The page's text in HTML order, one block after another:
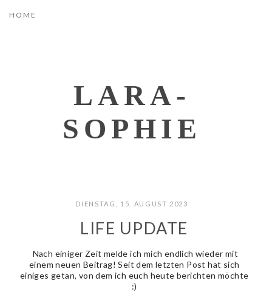
LARA-
SOPHIE
DIENSTAG, 15. AUGUST 2023
LIFE UPDATE
Nach einiger Zeit melde ich mich endlich wieder mit
einem neuen Beitrag! Seit dem letzten Post hat sich
einiges getan, von dem ich euch heute berichten möchte
:)